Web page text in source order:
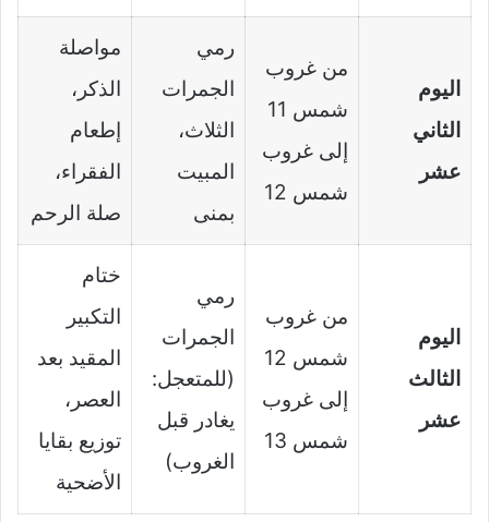
اليوم
الثاني
عشر
من غروب
شمس 11
إلى غروب
شمس 12
رمي
الجمرات
الثلاث،
المبيت
بمنى
مواصلة
الذكر،
إطعام
الفقراء،
صلة الرحم
اليوم
الثالث
عشر
من غروب
شمس 12
إلى غروب
شمس 13
رمي
الجمرات
(للمتعجل:
يغادر قبل
الغروب)
ختام
التكبير
المقيد بعد
العصر،
توزيع بقايا
الأضحية